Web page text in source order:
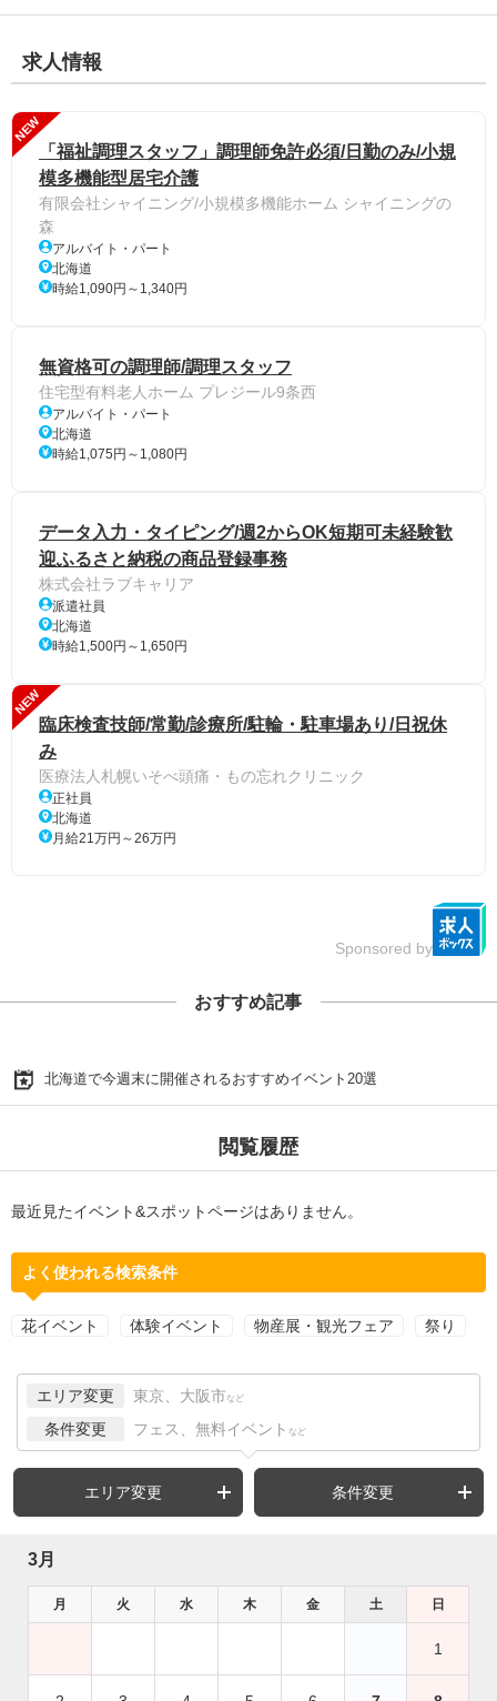
求人情報
NEW
「福祉調理スタッフ」調理師免許必須/日勤のみ/小規
模多機能型居宅介護
有限会社シャイニング/小規模多機能ホーム シャイニングの
森
アルバイト・パート
北海道
時給1,090円～1,340円
無資格可の調理師/調理スタッフ
住宅型有料老人ホーム プレジール9条西
アルバイト・パート
北海道
時給1,075円～1,080円
データ入力・タイピング/週2からOK短期可未経験歓
迎ふるさと納税の商品登録事務
株式会社ラブキャリア
派遣社員
北海道
時給1,500円～1,650円
NEW
臨床検査技師/常勤/診療所/駐輪・駐車場あり/日祝休
み
医療法人札幌いそべ頭痛・もの忘れクリニック
正社員
北海道
月給21万円～26万円
Sponsored by
おすすめ記事
北海道で今週末に開催されるおすすめイベント20選
閲覧履歴
最近見たイベント&スポットページはありません。
よく使われる検索条件
花イベント 体験イベント 物産展・観光フェア 祭り
エリア変更 東京、大阪市 など
条件変更 フェス、無料イベント など
エリア変更 条件変更
3月
月 火 水 木 金 土 日
1